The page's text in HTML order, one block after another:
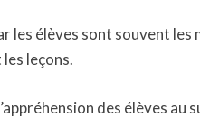
les élèves sont souvent les
leçons.
des élèves au